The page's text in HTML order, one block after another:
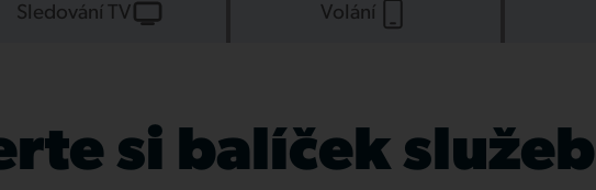
Sledování TV Volání
si balíček služeb